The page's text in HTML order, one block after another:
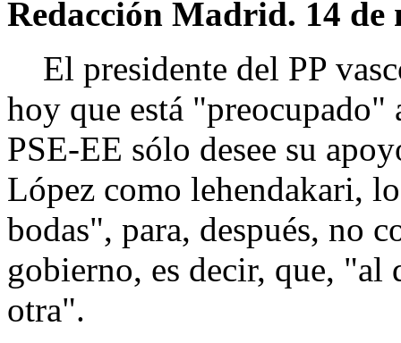
Redacción Madrid. 14 de
El presidente del PP
hoy que está
PSE-EE sólo desee su
López como lehendakari,
bodas", para, después, no
gobierno, es decir, que,
otra".